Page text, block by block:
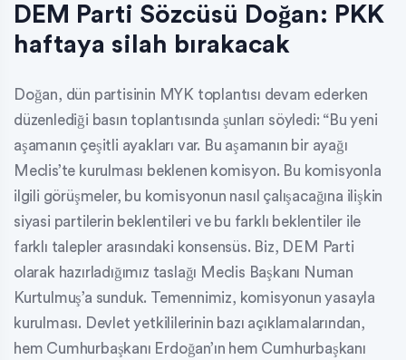
DEM Parti Sözcüsü Doğan: PKK
haftaya silah bırakacak
Doğan, dün partisinin MYK toplantısı devam ederken
düzenlediği basın toplantısında şunları söyledi: “Bu yeni
aşamanın çeşitli ayakları var. Bu aşamanın bir ayağı
Meclis’te kurulması beklenen komisyon. Bu komisyonla
ilgili görüşmeler, bu komisyonun nasıl çalışacağına ilişkin
siyasi partilerin beklentileri ve bu farklı beklentiler ile
farklı talepler arasındaki konsensüs. Biz, DEM Parti
olarak hazırladığımız taslağı Meclis Başkanı Numan
Kurtulmuş’a sunduk. Temennimiz, komisyonun yasayla
kurulması. Devlet yetkililerinin bazı açıklamalarından,
hem Cumhurbaşkanı Erdoğan’ın hem Cumhurbaşkanı